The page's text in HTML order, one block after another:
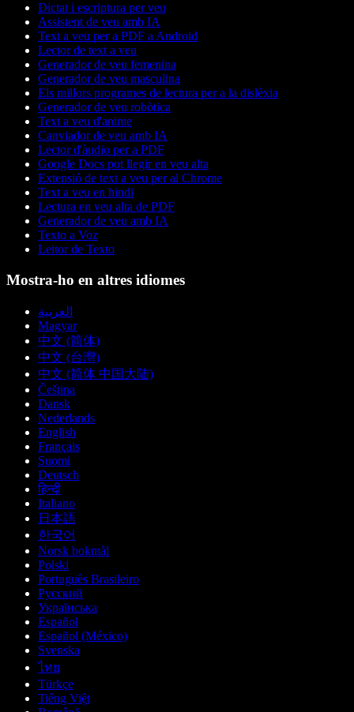
Dictat i escriptura per veu
Assistent de veu amb IA
Text a veu per a PDF a Android
Lector de text a veu
Generador de veu femenina
Generador de veu masculina
Els millors programes de lectura per a la dislèxia
Generador de veu robòtica
Text a veu d'anime
Canviador de veu amb IA
Lector d'àudio per a PDF
Google Docs pot llegir en veu alta
Extensió de text a veu per al Chrome
Text a veu en hindi
Lectura en veu alta de PDF
Generador de veu amb IA
Texto a Voz
Leitor de Texto
Mostra-ho en altres idiomes
العربية
Magyar
中文 (简体)
中文 (台灣)
中文 (简体 中国大陆)
Čeština
Dansk
Nederlands
English
Français
Suomi
Deutsch
हिन्दी
Italiano
日本語
한국어
Norsk bokmål
Polski
Português Brasileiro
Русский
Українська
Español
Español (México)
Svenska
ไทย
Türkçe
Tiếng Việt